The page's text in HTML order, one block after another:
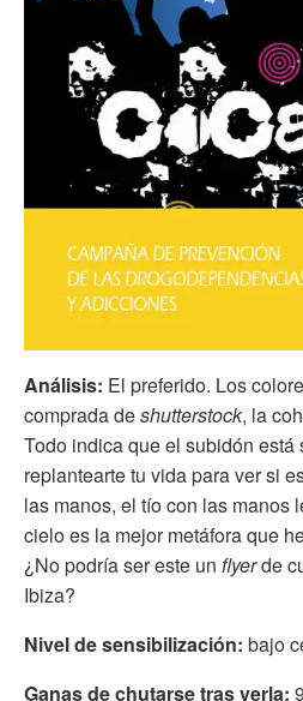
Análisis: El preferido. Los
comprada deshutterstock, la
Todo indica que el subidón está
replantearte tu vida para ver si
las manos, el tío con las manos
cielo es la mejor metáfora que
¿No podría ser este un flyerde
Ibiza?
Nivel de sensibilización: bajo
Ganas de chutarse tras verla: